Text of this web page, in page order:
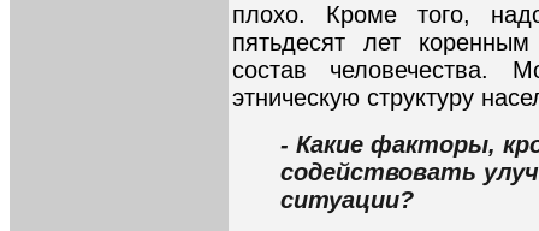
плохо. Кроме того,
пятьдесят лет
состав
этническую структуру
- Какие факторы,
содействовать
ситуации?